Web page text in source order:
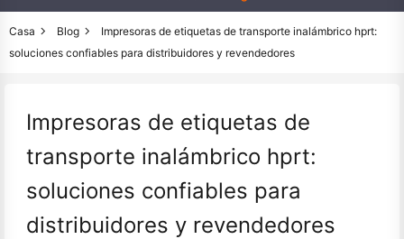
Casa Blog
Impresoras de etiquetas de transporte inalámbrico hprt:
soluciones confiables para distribuidores y revendedores
Impresoras de etiquetas de
transporte inalámbrico hprt:
soluciones confiables para
distribuidores y revendedores